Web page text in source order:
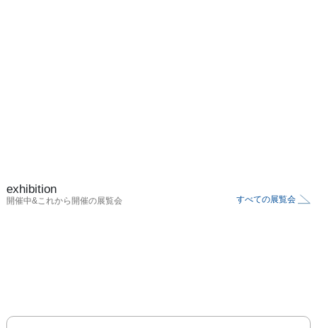
exhibition
開催中&これから開催の展覧会 すべての展覧会